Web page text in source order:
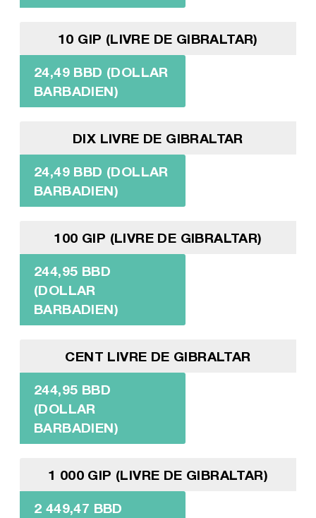
10 GIP (LIVRE DE GIBRALTAR)
24,49 BBD (DOLLAR
BARBADIEN)
DIX LIVRE DE GIBRALTAR
24,49 BBD (DOLLAR
BARBADIEN)
100 GIP (LIVRE DE GIBRALTAR)
244,95 BBD
(DOLLAR
BARBADIEN)
CENT LIVRE DE GIBRALTAR
244,95 BBD
(DOLLAR
BARBADIEN)
1 000 GIP (LIVRE DE GIBRALTAR)
2 449,47 BBD